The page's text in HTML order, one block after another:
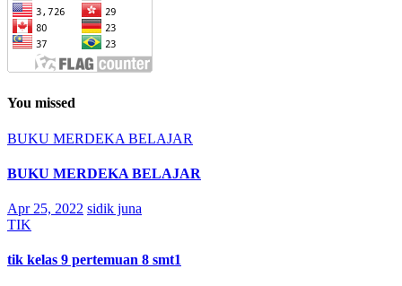
You missed
BUKU MERDEKA BELAJAR
BUKU MERDEKA BELAJAR
Apr 25, 2022 sidik juna
TIK
tik kelas 9 pertemuan 8 smt1